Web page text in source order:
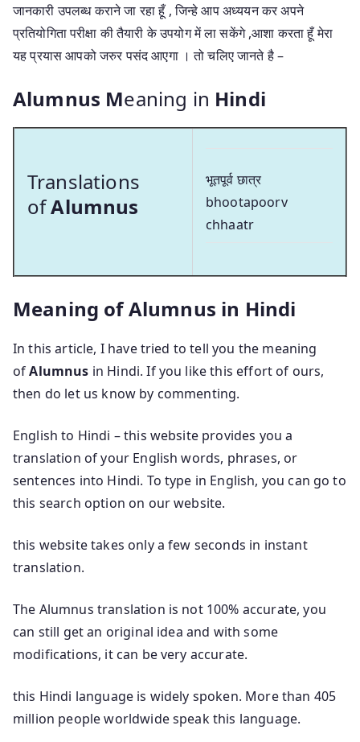
जानकारी उपलब्ध कराने जा रहा हूँ , जिन्हे आप अध्ययन कर अपने
प्रतियोगिता परीक्षा की तैयारी के उपयोग में ला सकेंगे ,आशा करता हूँ मेरा
यह प्रयास आपको जरुर पसंद आएगा । तो चलिए जानते है –
Alumnus Meaning in Hindi
Translations
ofAlumnus
भूतपूर्व छात्र
bhootapoorv
chhaatr
Meaning of Alumnus in Hindi
In this article, I have tried to tell you the meaning
ofAlumnus in Hindi. If you like this effort of ours,
then do let us know by commenting.
English to Hindi – this website provides you a
translation of your English words, phrases, or
sentences into Hindi. To type in English, you can go to
this search option on our website.
this website takes only a few seconds in instant
translation.
The Alumnus translation is not 100% accurate, you
can still get an original idea and with some
modifications, it can be very accurate.
this Hindi language is widely spoken. More than 405
million people worldwide speak this language.